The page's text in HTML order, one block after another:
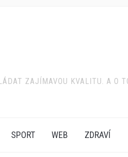
ZAJÍMAVOU KVALITU. A O
SPORT WEB ZDRAVÍ